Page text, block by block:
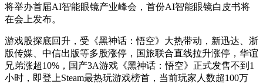
将举办首届AI智能眼镜产业峰会，首份AI智能眼镜白皮书将
在会上发布。
游戏股探底回升，受《黑神话：悟空》大热带动，新迅达、浙
版传媒、中信出版等多股涨停，国旅联合直线拉升涨停，华谊
兄弟涨超10%，国产3A游戏《黑神话：悟空》正式发售不到1
小时，即登上Steam最热玩游戏榜首，当前玩家人数超100万